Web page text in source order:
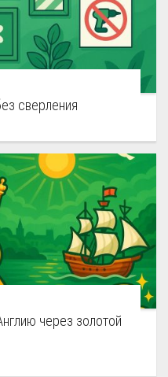
сверления
через золотой